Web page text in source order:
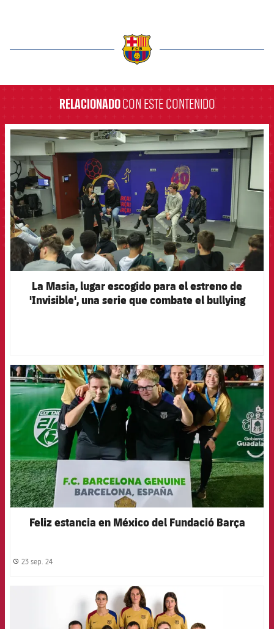
RELACIONADOCON ESTE CONTENIDO
FCB Barcelona badge
La Masia, lugar escogido para el estreno de
'Invisible', una serie que combate el bullying
FCB Barcelona badge
Feliz estancia en México del Fundació Barça
label.share.clock
23 sep. 24
FCB Barcelona badge